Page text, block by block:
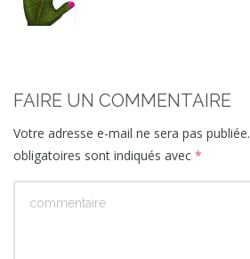
FAIRE UN COMMENTAIRE
Votre adresse e-mail ne sera pas publiée.
obligatoires sont indiqués avec *